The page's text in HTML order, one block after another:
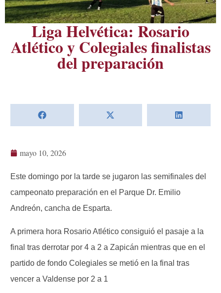
Liga Helvética: Rosario
Atlético y Colegiales finalistas
del preparación
mayo 10, 2026
Este domingo por la tarde se jugaron las semifinales del
campeonato preparación en el Parque Dr. Emilio
Andreón, cancha de Esparta.
A primera hora Rosario Atlético consiguió el pasaje a la
final tras derrotar por 4 a 2 a Zapicán mientras que en el
partido de fondo Colegiales se metió en la final tras
vencer a Valdense por 2 a 1